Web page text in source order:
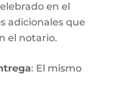
en el
adicionales que
el notario.
: El mismo